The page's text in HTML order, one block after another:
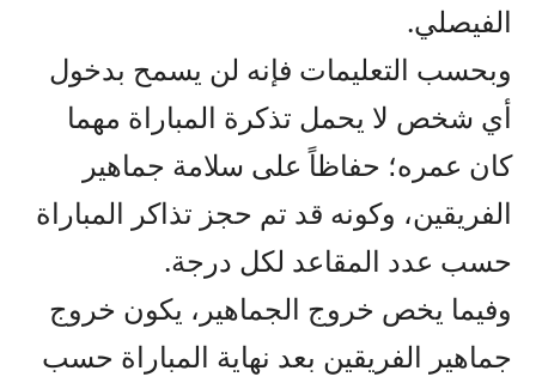
الفيصلي.
وبحسب التعليمات فإنه لن يسمح بدخول
أي شخص لا يحمل تذكرة المباراة مهما
كان عمره؛ حفاظاً على سلامة جماهير
الفريقين، وكونه قد تم حجز تذاكر المباراة
حسب عدد المقاعد لكل درجة.
وفيما يخص خروج الجماهير، يكون خروج
جماهير الفريقين بعد نهاية المباراة حسب